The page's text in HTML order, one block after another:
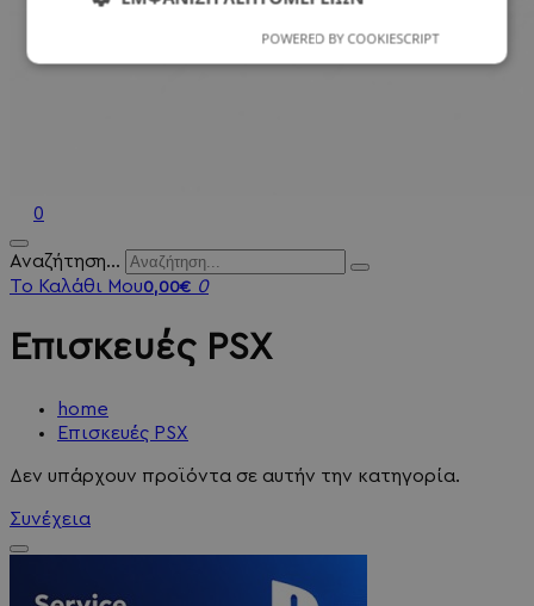
0
Αναζήτηση...
Το Καλάθι Μου0,00€ 0
Επισκευές PSX
home
Επισκευές PSX
Δεν υπάρχουν προϊόντα σε αυτήν την κατηγορία.
Συνέχεια
POWERED BY COOKIESCRIPT